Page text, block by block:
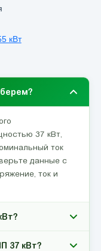
кВт
37 кВт,
ток
данные с
ток и
37 кВт?